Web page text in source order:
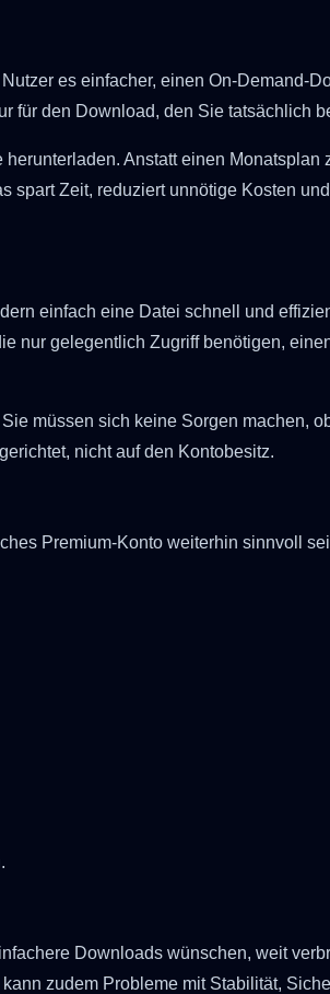
es einfacher, einen On-Demand-
für den Download, den Sie tatsächlich
Anstatt einen
Zeit, reduziert unnötige Kosten
einfach eine Datei schnell und
nur gelegentlich Zugriff benötigen,
müssen sich keine Sorgen machen,
nicht auf den Kontobesitz.
Premium-Konto weiterhin sinnvoll
Downloads wünschen, weit
zudem Probleme mit Stabilität,